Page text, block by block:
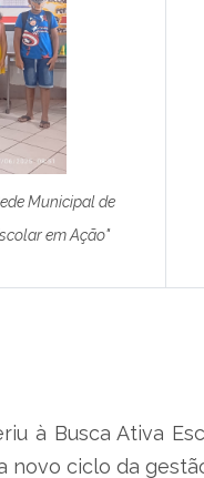
Municipal de
em Ação"
à Busca Ativa
ciclo da